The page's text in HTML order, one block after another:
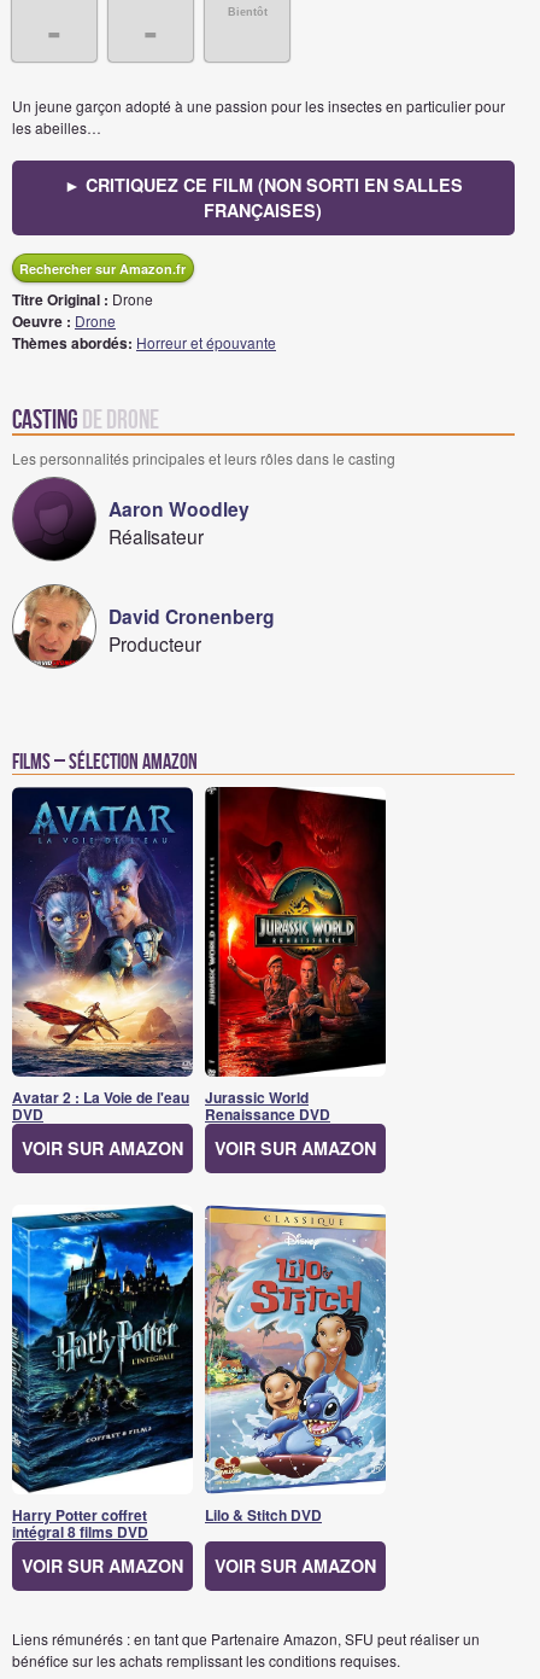
- -
Bientôt
Un jeune garçon adopté à une passion pour les insectes en particulier pour
les abeilles…
► CRITIQUEZ CE FILM (NON SORTI EN SALLES
FRANÇAISES)
Rechercher sur Amazon.fr
Titre Original : Drone
Oeuvre : Drone
Thèmes abordés: Horreur et épouvante
Casting de Drone
Les personnalités principales et leurs rôles dans le casting
Aaron Woodley
Réalisateur
David Cronenberg
Producteur
Films – Sélection Amazon
Avatar 2 : La Voie de l'eau
DVD
VOIR SUR AMAZON
Jurassic World
Renaissance DVD
VOIR SUR AMAZON
Harry Potter coffret
intégral 8 films DVD
VOIR SUR AMAZON
Lilo & Stitch DVD
VOIR SUR AMAZON
Liens rémunérés : en tant que Partenaire Amazon, SFU peut réaliser un
bénéfice sur les achats remplissant les conditions requises.